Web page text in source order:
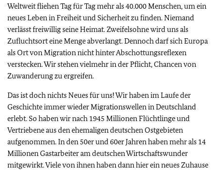
Weltweit fliehen Tag für Tag mehr als 40.000 Menschen, um ein
neues Leben in Freiheit und Sicherheit zu finden. Niemand
verlässt freiwillig seine Heimat. Zweifelsohne wird uns als
Zufluchtsort eine Menge abverlangt. Dennoch darf sich Europa
als Ort von Migration nicht hinter Abschottungsreflexen
verstecken. Wir stehen vielmehr in der Pflicht, Chancen von
Zuwanderung zu ergreifen.
Das ist doch nichts Neues für uns! Wir haben im Laufe der
Geschichte immer wieder Migrationswellen in Deutschland
erlebt. So haben wir nach 1945 Millionen Flüchtlinge und
Vertriebene aus den ehemaligen deutschen Ostgebieten
aufgenommen. In den 50er und 60er Jahren haben mehr als 14
Millionen Gastarbeiter am deutschen Wirtschaftswunder
mitgewirkt. Viele von ihnen haben dann hier ein neues Zuhause